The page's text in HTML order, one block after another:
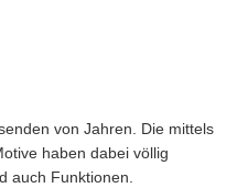
von Jahren. Die mittels
haben dabei völlig
auch Funktionen.